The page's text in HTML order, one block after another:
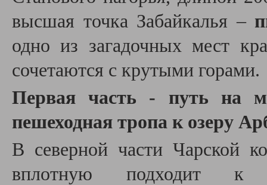
высшая точка Забайкалья –
одно из загадочных мест
сочетаются с крутыми горами.
Первая часть - путь на
пешеходная тропа к озеру
В северной части Чарской
вплотную подходит